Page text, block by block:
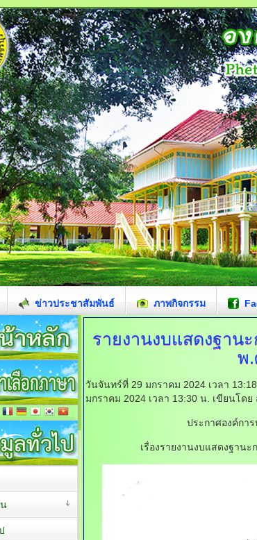
ข่าวประชาสัมพันธ์ ภาพกิจกรรม
รายงานงบแสดงฐาน
พ.
วันจันทร์ที่ 29 มกราคม 2024 เวลา
มกราคม 2024 เวลา 13:30 น. เขียนโดย
ประกาศองค์กา
เรื่องรายงานงบแสดงฐาน